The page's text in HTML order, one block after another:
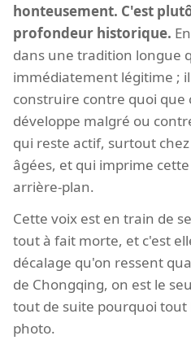
honteusement. C'est
profondeur historique.
dans une tradition longue
immédiatement légitime ;
construire contre quoi que
développe malgré ou
qui reste actif, surtout
âgées, et qui imprime
arrière-plan.
Cette voix est en train de
tout à fait morte, et c'est
décalage qu'on ressent
de Chongqing, on est le
tout de suite pourquoi
photo.